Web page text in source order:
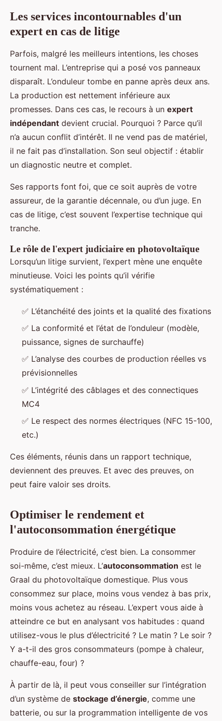
Les services incontournables d'un
expert en cas de litige
Parfois, malgré les meilleurs intentions, les choses
tournent mal. L’entreprise qui a posé vos panneaux
disparaît. L’onduleur tombe en panne après deux ans.
La production est nettement inférieure aux
promesses. Dans ces cas, le recours à un expert
indépendant devient crucial. Pourquoi ? Parce qu’il
n’a aucun conflit d’intérêt. Il ne vend pas de matériel,
il ne fait pas d’installation. Son seul objectif : établir
un diagnostic neutre et complet.
Ses rapports font foi, que ce soit auprès de votre
assureur, de la garantie décennale, ou d’un juge. En
cas de litige, c’est souvent l’expertise technique qui
tranche.
Le rôle de l'expert judiciaire en photovoltaïque
Lorsqu’un litige survient, l’expert mène une enquête
minutieuse. Voici les points qu’il vérifie
systématiquement :
✅ L’étanchéité des joints et la qualité des fixations
✅ La conformité et l’état de l’onduleur (modèle,
puissance, signes de surchauffe)
✅ L’analyse des courbes de production réelles vs
prévisionnelles
✅ L’intégrité des câblages et des connectiques
MC4
✅ Le respect des normes électriques (NFC 15-100,
etc.)
Ces éléments, réunis dans un rapport technique,
deviennent des preuves. Et avec des preuves, on
peut faire valoir ses droits.
Optimiser le rendement et
l'autoconsommation énergétique
Produire de l’électricité, c’est bien. La consommer
soi-même, c’est mieux. L’autoconsommation est le
Graal du photovoltaïque domestique. Plus vous
consommez sur place, moins vous vendez à bas prix,
moins vous achetez au réseau. L’expert vous aide à
atteindre ce but en analysant vos habitudes : quand
utilisez-vous le plus d’électricité ? Le matin ? Le soir ?
Y a-t-il des gros consommateurs (pompe à chaleur,
chauffe-eau, four) ?
À partir de là, il peut vous conseiller sur l’intégration
d’un système de stockage d’énergie, comme une
batterie, ou sur la programmation intelligente de vos